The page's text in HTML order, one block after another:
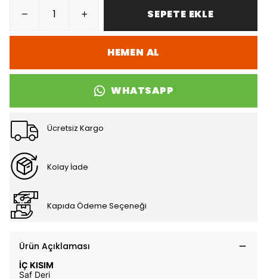
SEPETE EKLE
HEMEN AL
WHATSAPP
Ücretsiz Kargo
Kolay İade
Kapıda Ödeme Seçeneği
Ürün Açıklaması
İÇ KISIM
Saf Deri